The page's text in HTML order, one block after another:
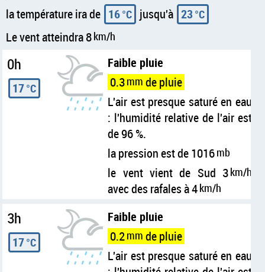
la température ira de 16°C jusqu'à 23 °C
Le vent atteindra 8km/h
0h
17°C
Faible pluie
0.3mm de pluie
L'air est presque saturé en eau
: l'humidité relative de l'air est
de 96 %.
la pression est de 1016mb
le vent vient de Sud 3km/h
avec des rafales à 4km/h
3h
17°C
Faible pluie
0.2mm de pluie
L'air est presque saturé en eau